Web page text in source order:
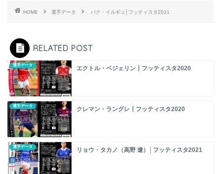
HOME 選手データ パク・イルギュ│フッティスタ2021
RELATED POST
選手データ エクトル・ベジェリン┃フッティスタ2020
選手データ クレマン・ラングレ┃フッティスタ2020
選手データ リョウ・タカノ（高野 遼）│フッティスタ2021